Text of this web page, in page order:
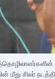
மீது சிலர்